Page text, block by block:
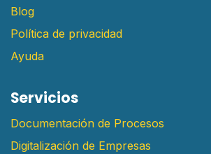
Blog
Política de privacidad
Ayuda
Servicios
Documentación de Procesos
Digitalización de Empresas